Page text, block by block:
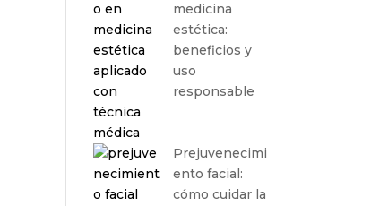
medicina
estética:
beneficios y
uso
responsable
Prejuvenecimi
ento facial:
cómo cuidar la